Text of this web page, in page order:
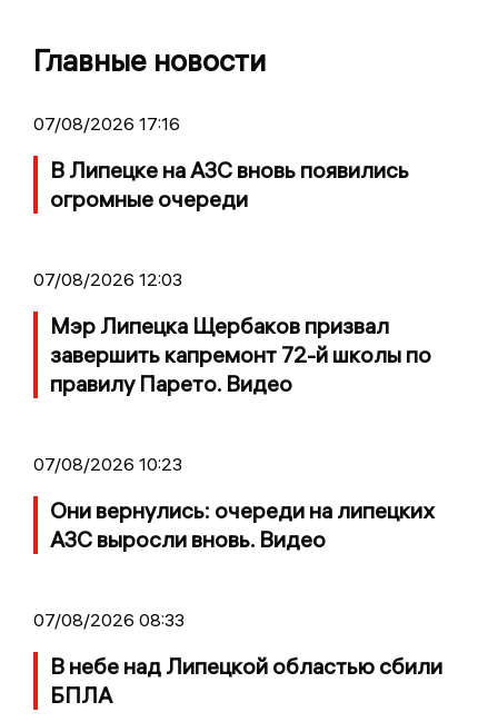
Главные новости
07/08/2026 17:16
В Липецке на АЗС вновь появились
огромные очереди
07/08/2026 12:03
Мэр Липецка Щербаков призвал
завершить капремонт 72-й школы по
правилу Парето. Видео
07/08/2026 10:23
Они вернулись: очереди на липецких
АЗС выросли вновь. Видео
07/08/2026 08:33
В небе над Липецкой областью сбили
БПЛА